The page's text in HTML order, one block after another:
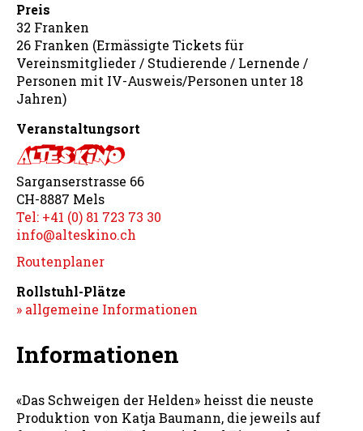
Preis
32 Franken
26 Franken (Ermässigte Tickets für
Vereinsmitglieder / Studierende / Lernende /
Personen mit IV-Ausweis/Personen unter 18
Jahren)
Veranstaltungsort
Sarganserstrasse 66
CH-8887 Mels
Tel: +41 (0) 81 723 73 30
info@alteskino.ch
Routenplaner
Rollstuhl-Plätze
» allgemeine Informationen
Informationen
«Das Schweigen der Helden» heisst die neuste
Produktion von Katja Baumann, die jeweils auf